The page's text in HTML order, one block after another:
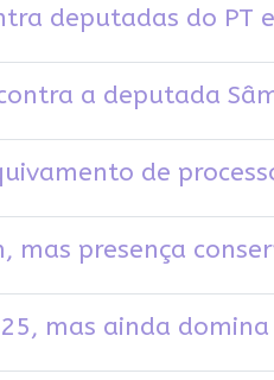
deputadas do PT e
a deputada
de
mas presença
mas ainda